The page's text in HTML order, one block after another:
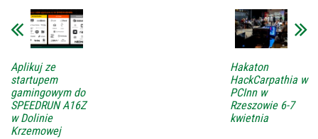
Aplikuj ze
startupem
gamingowym do
SPEEDRUN A16Z
w Dolinie
Krzemowej
Hakaton
HackCarpathia w
PCInn w
Rzeszowie 6-7
kwietnia